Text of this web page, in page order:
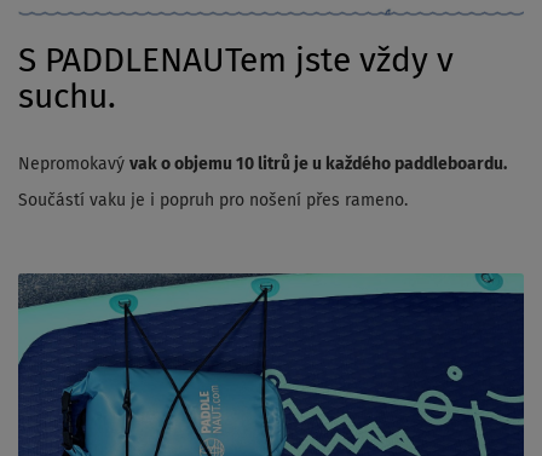
S PADDLENAUTem jste vždy v
suchu.
Nepromokavý vak o objemu 10 litrů je u každého paddleboardu.
Součástí vaku je i popruh pro nošení přes rameno.